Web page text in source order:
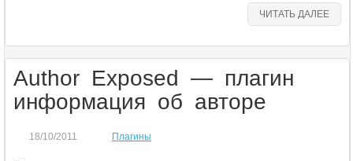
ЧИТАТЬ ДАЛЕЕ
Author Exposed — плагин
информация об авторе
18/10/2011 Плагины